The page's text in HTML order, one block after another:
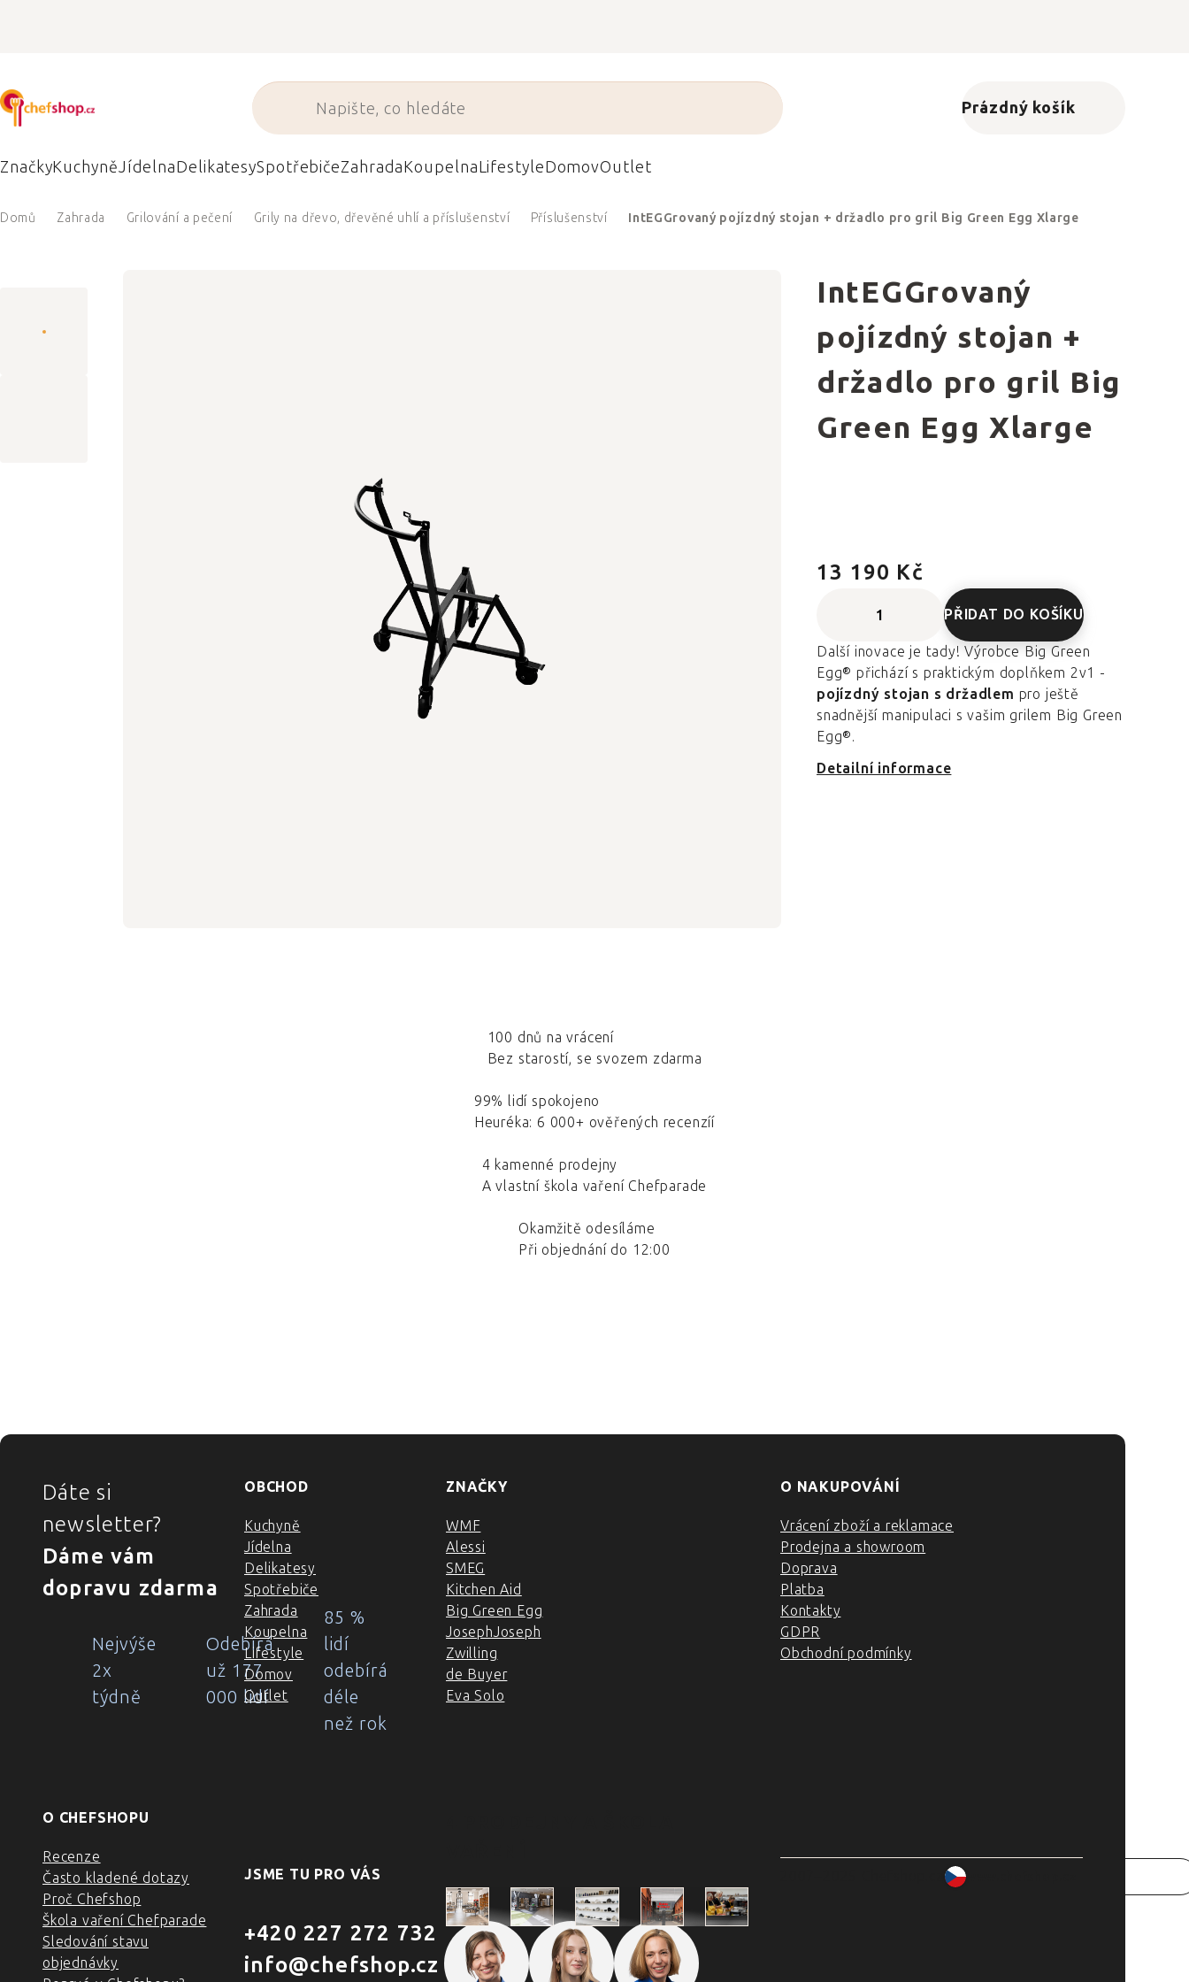
Nákupní košík
Prázdný košík
ZnačkyKuchyněJídelnaDelikatesySpotřebičeZahradaKoupelnaLifestyleDomovOutlet
Domů Zahrada Grilování a pečení Grily na dřevo, dřevěné uhlí a příslušenství Příslušenství IntEGGrovaný pojízdný stojan + držadlo pro gril Big Green Egg Xlarge
IntEGGrovaný
pojízdný stojan +
držadlo pro gril Big
Green Egg Xlarge
13 190 Kč
PŘIDAT DO KOŠÍKU
Další inovace je tady! Výrobce Big Green
Egg® přichází s praktickým doplňkem 2v1 -
pojízdný stojan s držadlem pro ještě
snadnější manipulaci s vašim grilem Big Green
Egg®.
Detailní informace
100 dnů na vrácení
Bez starostí, se svozem zdarma
99% lidí spokojeno
Heuréka: 6 000+ ověřených recenzíí
4 kamenné prodejny
A vlastní škola vaření Chefparade
Okamžitě odesíláme
Při objednání do 12:00
ZÁPATÍ
Dáte si
newsletter?
Dáme vám
dopravu zdarma
Nejvýše
2x
týdně
Odebírá
už 177
000 lidí
85 %
lidí
odebírá
déle
než rok
OBCHOD
Kuchyně
Jídelna
Delikatesy
Spotřebiče
Zahrada
Koupelna
Lifestyle
Domov
Outlet
ZNAČKY
WMF
Alessi
SMEG
Kitchen Aid
Big Green Egg
JosephJoseph
Zwilling
de Buyer
Eva Solo
O NAKUPOVÁNÍ
Vrácení zboží a reklamace
Prodejna a showroom
Doprava
Platba
Kontakty
GDPR
Obchodní podmínky
O CHEFSHOPU
Recenze
Často kladené dotazy
Proč Chefshop
Škola vaření Chefparade
Sledování stavu
objednávky
JSME TU PRO VÁS
+420 227 272 732
info@chefshop.cz
Praha Praha
Outlet
Brno
www.chefshop.cz